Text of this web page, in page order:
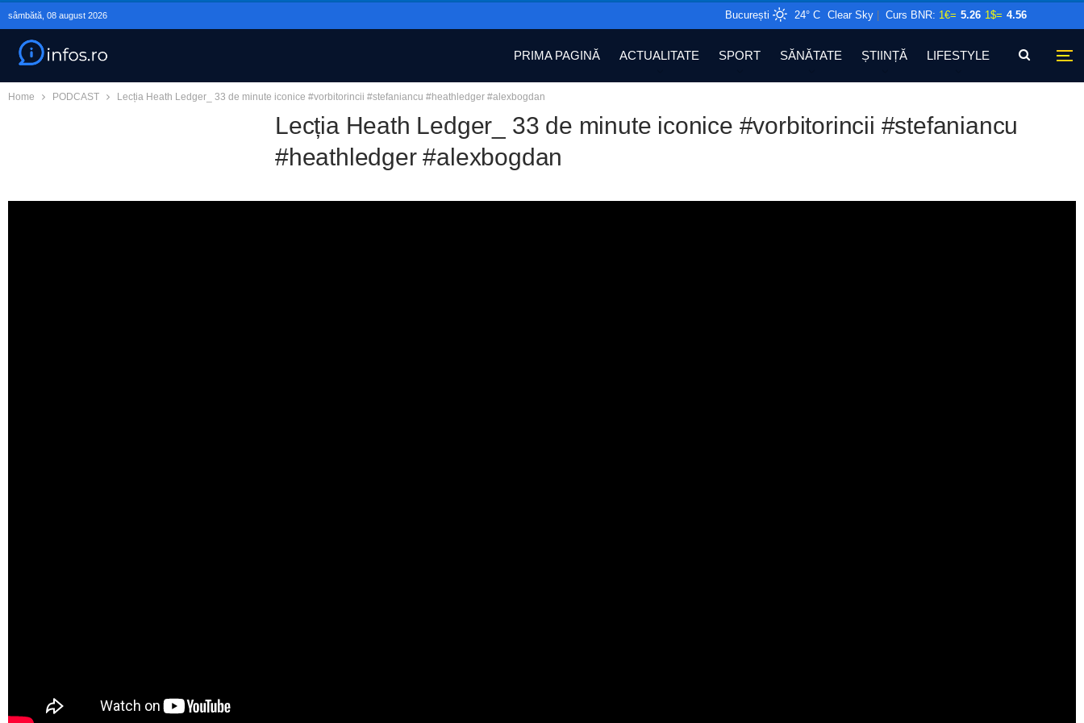
sâmbătă, 08 august 2026 București 24° C Clear Sky |Curs BNR: 1€= 5.26 1$= 4.56
PRIMA PAGINĂ ACTUALITATE SPORT SĂNĂTATE ȘTIINȚĂ LIFESTYLE
Home PODCAST Lecția Heath Ledger_ 33 de minute iconice #vorbitorincii #stefaniancu #heathledger #alexbogdan
Lecția Heath Ledger_ 33 de minute iconice #vorbitorincii #stefaniancu
#heathledger #alexbogdan